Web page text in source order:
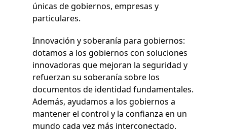
únicas de gobiernos, empresas y
particulares.
Innovación y soberanía para gobiernos:
dotamos a los gobiernos con soluciones
innovadoras que mejoran la seguridad y
refuerzan su soberanía sobre los
documentos de identidad fundamentales.
Además, ayudamos a los gobiernos a
mantener el control y la confianza en un
mundo cada vez más interconectado.